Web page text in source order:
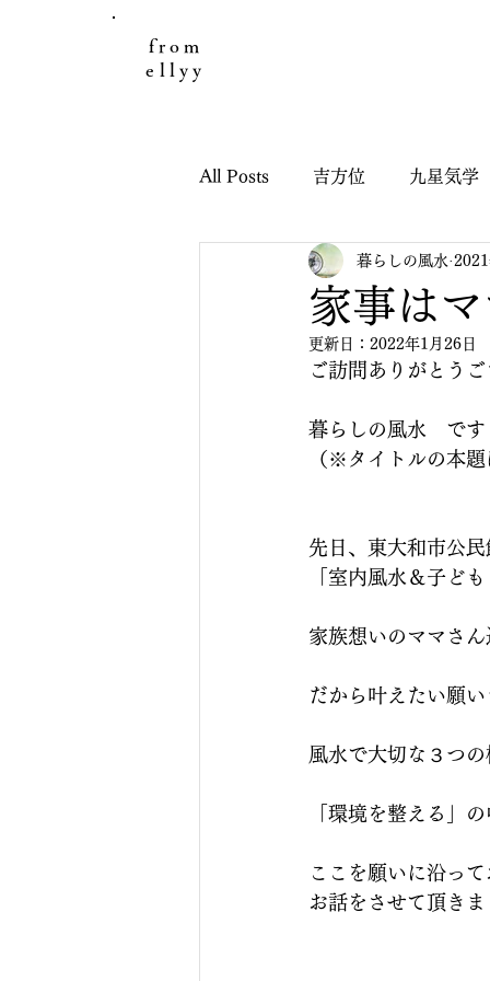
from
ellyy
All Posts 吉方位 九星気学
日々のこと お客様の声
引っ越し鑑定 子どもと九
干支九星吉方位 干支九星
家事は
暮らしの風水
更新日： 2022年1月26日
ご訪問ありがとう
暮らしの風水　です
（※タイトルの本
先日、東大和市公
「室内風水＆子ど
家族想いのママさ
だから叶えたい願
風水で大切な３つ
「環境を整える」
ここを願いに沿っ
お話をさせて頂きま